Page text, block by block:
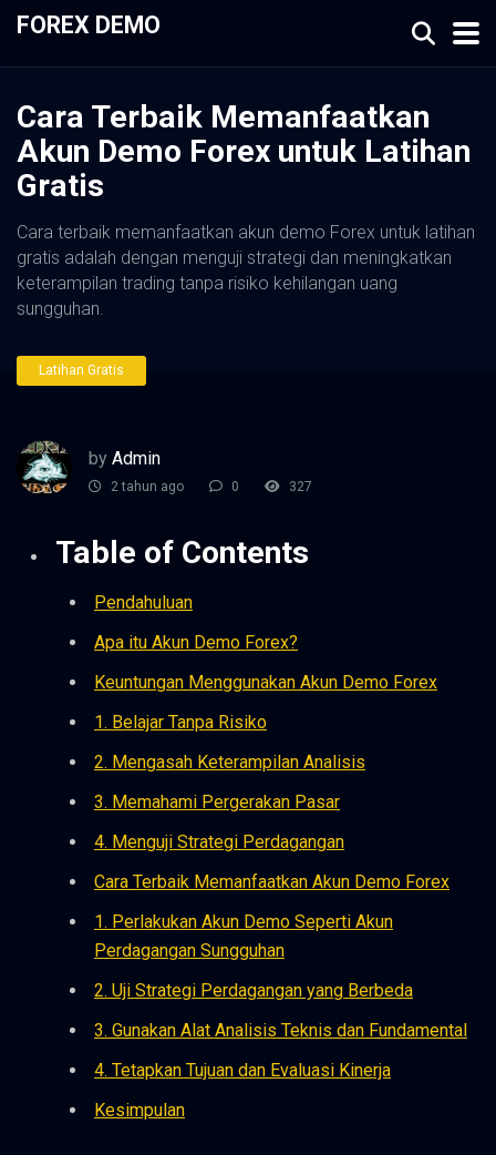
FOREX DEMO
Cara Terbaik Memanfaatkan
Akun Demo Forex untuk Latihan
Gratis
Cara terbaik memanfaatkan akun demo Forex untuk latihan
gratis adalah dengan menguji strategi dan meningkatkan
keterampilan trading tanpa risiko kehilangan uang
sungguhan.
Latihan Gratis
by Admin
2 tahun ago 0 327
Table of Contents
Pendahuluan
Apa itu Akun Demo Forex?
Keuntungan Menggunakan Akun Demo Forex
1. Belajar Tanpa Risiko
2. Mengasah Keterampilan Analisis
3. Memahami Pergerakan Pasar
4. Menguji Strategi Perdagangan
Cara Terbaik Memanfaatkan Akun Demo Forex
1. Perlakukan Akun Demo Seperti Akun
Perdagangan Sungguhan
2. Uji Strategi Perdagangan yang Berbeda
3. Gunakan Alat Analisis Teknis dan Fundamental
4. Tetapkan Tujuan dan Evaluasi Kinerja
Kesimpulan